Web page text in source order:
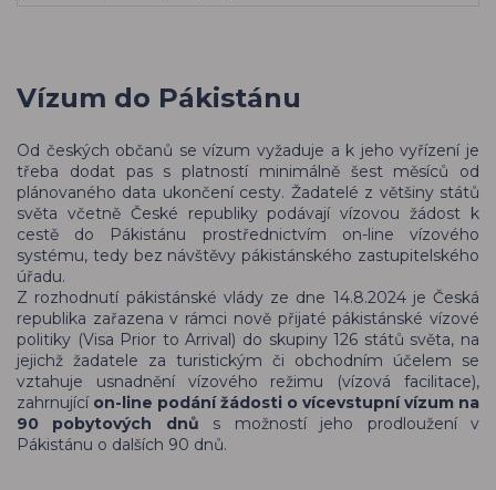
Vízum do Pákistánu
Od českých občanů se vízum vyžaduje a k jeho vyřízení je
třeba dodat pas s platností minimálně šest měsíců od
plánovaného data ukončení cesty. Žadatelé z většiny států
světa včetně České republiky podávají vízovou žádost k
cestě do Pákistánu prostřednictvím on-line vízového
systému, tedy bez návštěvy pákistánského zastupitelského
úřadu.
Z rozhodnutí pákistánské vlády ze dne 14.8.2024 je Česká
republika zařazena v rámci nově přijaté pákistánské vízové
politiky (Visa Prior to Arrival) do skupiny 126 států světa, na
jejichž žadatele za turistickým či obchodním účelem se
vztahuje usnadnění vízového režimu (vízová facilitace),
zahrnující on-line podání žádosti o vícevstupní vízum na
90 pobytových dnů
s možností jeho prodloužení v
Pákistánu o dalších 90 dnů.